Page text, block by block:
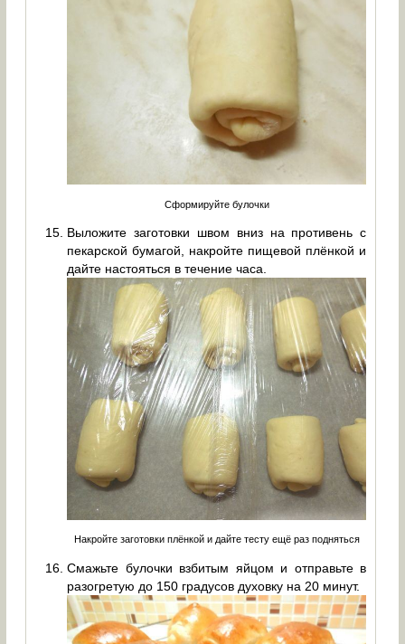
Сформируйте булочки
Выложите заготовки швом вниз на противень с
пекарской бумагой, накройте пищевой плёнкой и
дайте настояться в течение часа.
Накройте заготовки плёнкой и дайте тесту ещё раз подняться
Смажьте булочки взбитым яйцом и отправьте в
разогретую до 150 градусов духовку на 20 минут.